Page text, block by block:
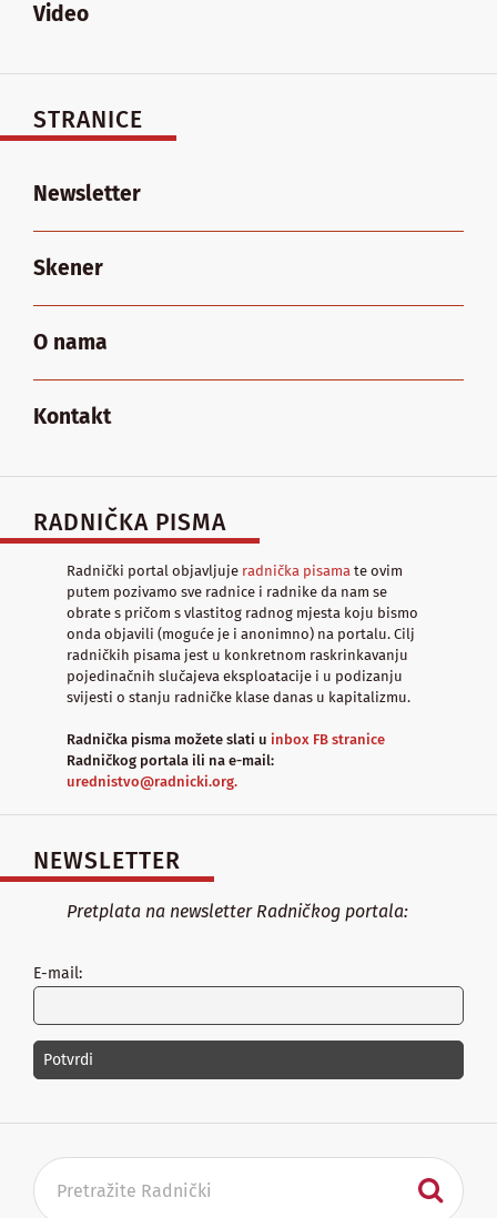
Video
STRANICE
Newsletter
Skener
O nama
Kontakt
RADNIČKA PISMA
Radnički portal objavljuje radnička pisama te ovim
putem pozivamo sve radnice i radnike da nam se
obrate s pričom s vlastitog radnog mjesta koju bismo
onda objavili (moguće je i anonimno) na portalu. Cilj
radničkih pisama jest u konkretnom raskrinkavanju
pojedinačnih slučajeva eksploatacije i u podizanju
svijesti o stanju radničke klase danas u kapitalizmu.
Radnička pisma možete slati u inbox FB stranice
Radničkog portala ili na e-mail:
urednistvo@radnicki.org.
NEWSLETTER
Pretplata na newsletter Radničkog portala:
E-mail: